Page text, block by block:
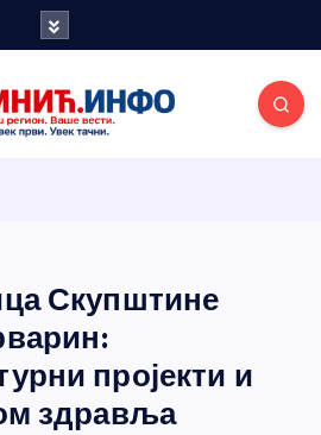
и портал
Скупштине
пројекти и
здравља